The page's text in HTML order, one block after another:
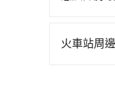
區、價位
火車站周